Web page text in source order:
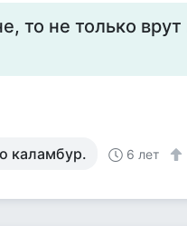
то не только
каламбур. 6 лет